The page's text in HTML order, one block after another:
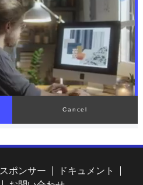
Cancel
スポンサー
ドキュメント